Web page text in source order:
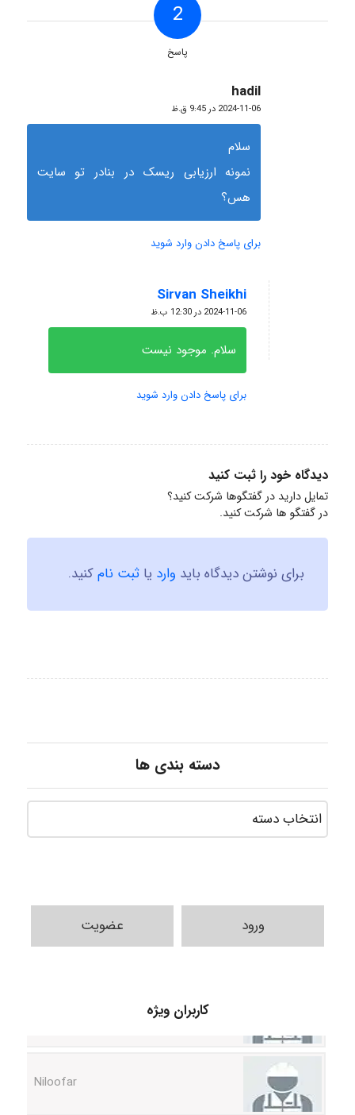
2
پاسخ
hadil
گفته:
2024-11-06 در 9:45 ق.ظ
سلام
نمونه ارزیابی ریسک در بنادر تو سایت
هس؟
برای پاسخ دادن وارد شوید
Sirvan Sheikhi
گفته:
2024-11-06 در 12:30 ب.ظ
سلام. موجود نیست
برای پاسخ دادن وارد شوید
دیدگاه خود را ثبت کنید
تمایل دارید در گفتگوها شرکت کنید؟
در گفتگو ها شرکت کنید.
برای نوشتن دیدگاه باید وارد یا ثبت نامکنید.
دسته بندی ها
ورود عضویت
کاربران ویژه